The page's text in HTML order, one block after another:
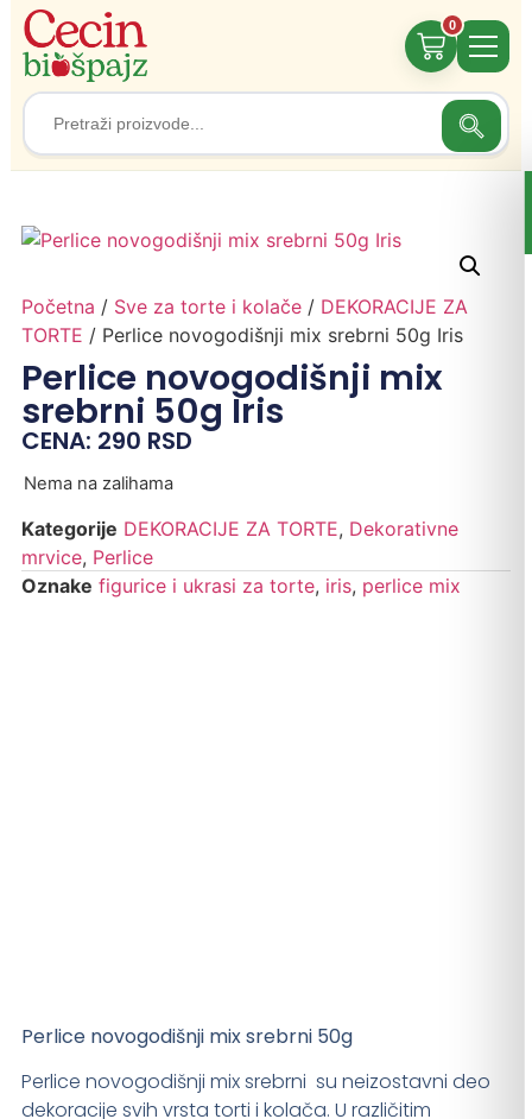
Search
for:
0
Početna / Sve za torte i kolače/ DEKORACIJE ZA
TORTE / Perlice novogodišnji mix srebrni 50g Iris
Perlice novogodišnji mix
srebrni 50g Iris
CENA: 290 RSD
Nema na zalihama
Kategorije DEKORACIJE ZA TORTE, Dekorativne
mrvice, Perlice
Oznake figurice i ukrasi za torte, iris, perlice mix
Perlice novogodišnji mix srebrni 50g
Perlice novogodišnji mix srebrni su neizostavni deo
dekoracije svih vrsta torti i kolača. U različitim